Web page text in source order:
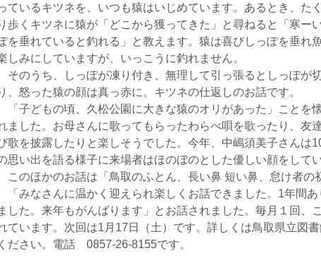
ているキツネを、いつも猿はいじめています。あるとき、た
歩くキツネに猿が「どこから獲ってきた」と尋ねると「寒ー
を垂れていると釣れる」と教えます。猿は喜びしっぽを垂れ
しみにしていますが、いっこうに釣れません。
そのうち、しっぽが凍り付き、無理して引っ張るとしっぽが
、怒った猿の顔は真っ赤に。キツネの仕返しのお話です。
「子どもの頃、久松公園に大きな猿のオリがあった」ことを
ました。お母さんに歌ってもらったわらべ唄を歌ったり、友
歌を披露したりと楽しそうでした。今年、中嶋須美子さんは
思い出を語る様子に来場者はほのぼのとした優しい顔をしてい
このほかのお話は「鳥取のふとん、長い鼻 短い鼻、怠け者の
「みなさんに温かく迎えられ楽しくお話できました。1年間あ
した。来年もがんばります」とお話されました。毎月１回、
ています。次回は1月17日（土）です。詳しくは鳥取県立図
ください。電話 0857-26-8155です。